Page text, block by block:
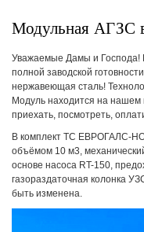
Модульная
Уважаемые Дамы и Господа!
полной заводской
нержавеющая сталь!
Модуль находится на
приехать, посмотреть,
В комплект ТС ЕВРОГАЛС-
объёмом 10 м3,
основе насоса RT-150,
газораздаточная колонка
быть изменена.